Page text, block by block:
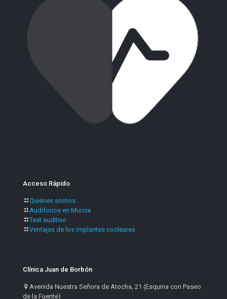
Acceso Rápido
Quiénes somos
Audífonos en Murcia
Test auditivo
Ventajas de los implantes cocleares
Clínica Juan de Borbón
Avenida Nuestra Señora de Atocha, 21 (Esquina con Paseo
de la Fuente)